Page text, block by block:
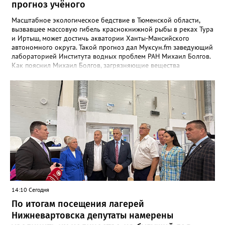
прогноз учёного
Масштабное экологическое бедствие в Тюменской области,
вызвавшее массовую гибель краснокнижной рыбы в реках Тура
и Иртыш, может достичь акватории Ханты-Мансийского
автономного округа. Такой прогноз дал Муксун.fm заведующий
лабораторией Института водных проблем РАН Михаил Болгов.
Как пояснил Михаил Болгов, загрязняющие вещества
на дне и поймах, но полностью остановить их движение
невозможно. В отличие от Днепра или Волги, где есть цепочка
водохранилищ, выступающих естественными фильтрами, на
сибирских реках такой барьер отсутствует. «Все это будет на
поймах откладываться, трансформироваться, потом опять
поступать. Процесс будет растянутым. Загрязнения могут
выпадать на поймах либо идти в растворённом виде или в
виде наносных отложений до самого Ледовитого океана», —
сообщает эксперт. Окончательный масштаб угрозы зависит от
природы загрязнения и способности водоёмов к
самоочищению. Однако уже сейчас понятно: риск достижения
вод ХМАО остаётся высоким.
14:10 Сегодня
По итогам посещения лагерей
Нижневартовска депутаты намерены